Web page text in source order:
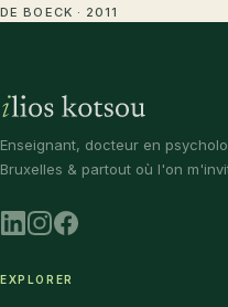
DE BOECK · 2011
Enseignant, docteur en
Bruxelles & partout où l'on
EXPLORER